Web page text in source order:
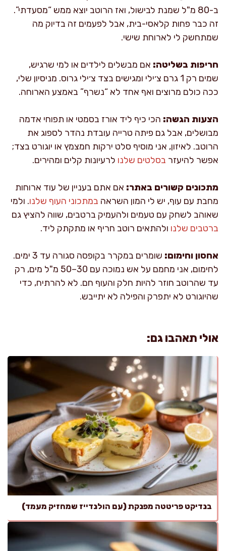
ב-80 מ"ל שמנת לבישול, ואז הרוטב יוצא ממש “מסעדתי”.
זה כבר פחות קלאסי-בית, אבל לפעמים זה בדיוק מה
שמתחשק לי לארוחת שישי.
חריפות בשליטה: אם מבשלים לילדים או למי שרגיש,
שמים רק 1 גרם צ׳ילי ומגישים בצד צ׳ילי גרוס. מניסיון שלי,
ככה כולם מרוצים ואף אחד לא “נשרף” באמצע הארוחה.
הצעות הגשה: הכי כיף ליד אורז בסמטי או תפוחי אדמה
מבושלים, אבל גם פיתה טרייה עובדת נהדר לספוג את
הרוטב. לאיזון, אני מוסיף סלט ירקות חמצמץ או יוגורט בצד;
אפשר להיעזר בסלטים שלנו לרעיונות קלים ומהירים.
מתכונים קשורים באתר: אם אתם בעניין של עוד ארוחות
מחבת עם עוף, יש לי המון השראה במתכוני העוף שלנו. ולמי
שאוהב לשחק עם טעמים ולהעמיק ברטבים, שווה להציץ גם
ברטבים שלנו ולהתאים רוטב חריף או מתקתק ליד.
אחסון וחימום:
שומרים במקרר בקופסה סגורה עד 3 ימים.
לחימום, אני מחמם על אש נמוכה עם 30–50 מ"ל מים, רק
עד שהרוטב חוזר להיות חלק והעוף חם. לא להרתיח, כדי
שהיוגורט לא יתפרק והפילה לא יתייבש.
אולי תאהבו גם:
בנדיקט פריטטה מפנקת (עם הולנדייז שמחזיק מעמד)